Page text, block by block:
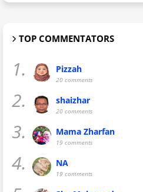
TOP COMMENTATORS
1. Pizzah
20 comments
2. shaizhar
20 comments
3. Mama Zharfan
19 comments
4. NA
19 comments